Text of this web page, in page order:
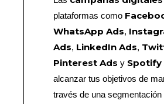
plataformas como
WhatsApp Ads,
Ads, LinkedIn Ads,
Pinterest Ads y Spotify
alcanzar tus objetivos de
través de una